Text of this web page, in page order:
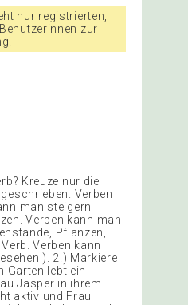
nur registrierten,
zur
Kreuze nur die
Verben
man steigern
Verben kann man
Pflanzen,
Verben kann
). 2.) Markiere
Garten lebt ein
Jasper in ihrem
aktiv und Frau